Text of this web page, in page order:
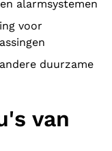
alarmsystemen
voor
duurzame
van